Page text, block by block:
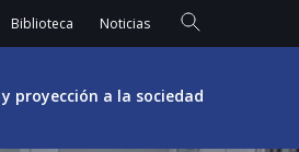
Biblioteca Noticias
y proyección a la sociedad